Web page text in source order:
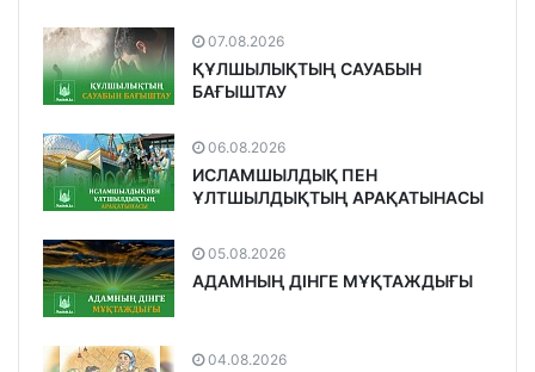
07.08.2026
ҚҰЛШЫЛЫҚТЫҢ САУАБЫН
БАҒЫШТАУ
06.08.2026
ИСЛАМШЫЛДЫҚ ПЕН
ҰЛТШЫЛДЫҚТЫҢ АРАҚАТЫНАСЫ
05.08.2026
АДАМНЫҢ ДІНГЕ МҰҚТАЖДЫҒЫ
04.08.2026